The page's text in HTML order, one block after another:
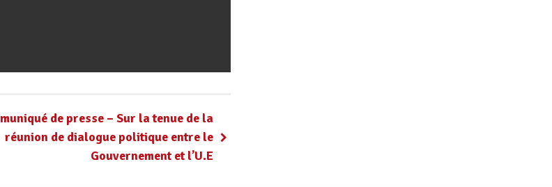
de presse – Sur la tenue de la
réunion de dialogue politique entre le
Gouvernement et l’U.E